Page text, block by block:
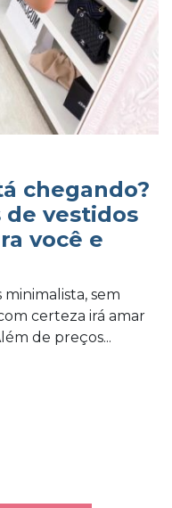
chegando?
de vestidos
você e
sem
certeza irá amar
de preços...